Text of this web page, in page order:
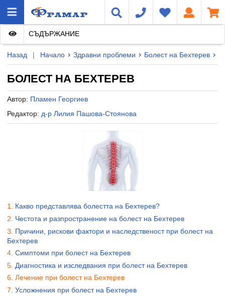
Назад | Начало Здравни проблеми Болест на Бехтерев
БОЛЕСТ НА БЕХТЕРЕВ
Автор: Пламен Георгиев
Редактор: д-р Лилия Пашова-Стоянова
СЪДЪРЖАНИЕ
Какво представлява болестта на Бехтерев?
Честота и разпространение на болест на Бехтерев
Причини, рискови фактори и наследственост при болест на
Бехтерев
Симптоми при болест на Бехтерев
Диагностика и изследвания при болест на Бехтерев
Лечение при болест на Бехтерев
Усложнения при болест на Бехтерев